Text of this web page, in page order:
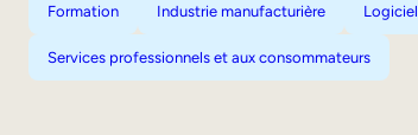
Formation Industrie manufacturière Logiciel
Services professionnels et aux consommateurs